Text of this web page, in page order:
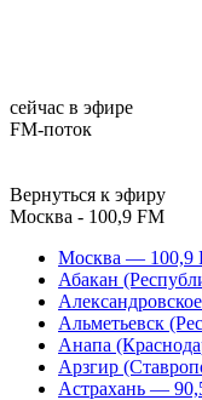
сейчас в эфире
FM-поток
Вернуться к эфиру
Москва - 100,9 FM
Москва — 100,9
Абакан
Альметьевск
Анапа
Арзгир
Астрахань —